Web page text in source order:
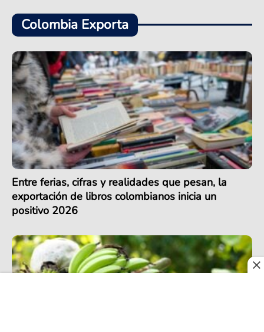
Colombia Exporta
Entre ferias, cifras y realidades que pesan, la
exportación de libros colombianos inicia un
positivo 2026